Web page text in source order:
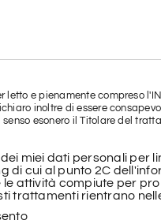
letto e pienamente compreso
inoltre di essere
senso esonero il Titolare del
miei dati personali per
di cui al punto 2C
attività compiute per
trattamenti rientrano